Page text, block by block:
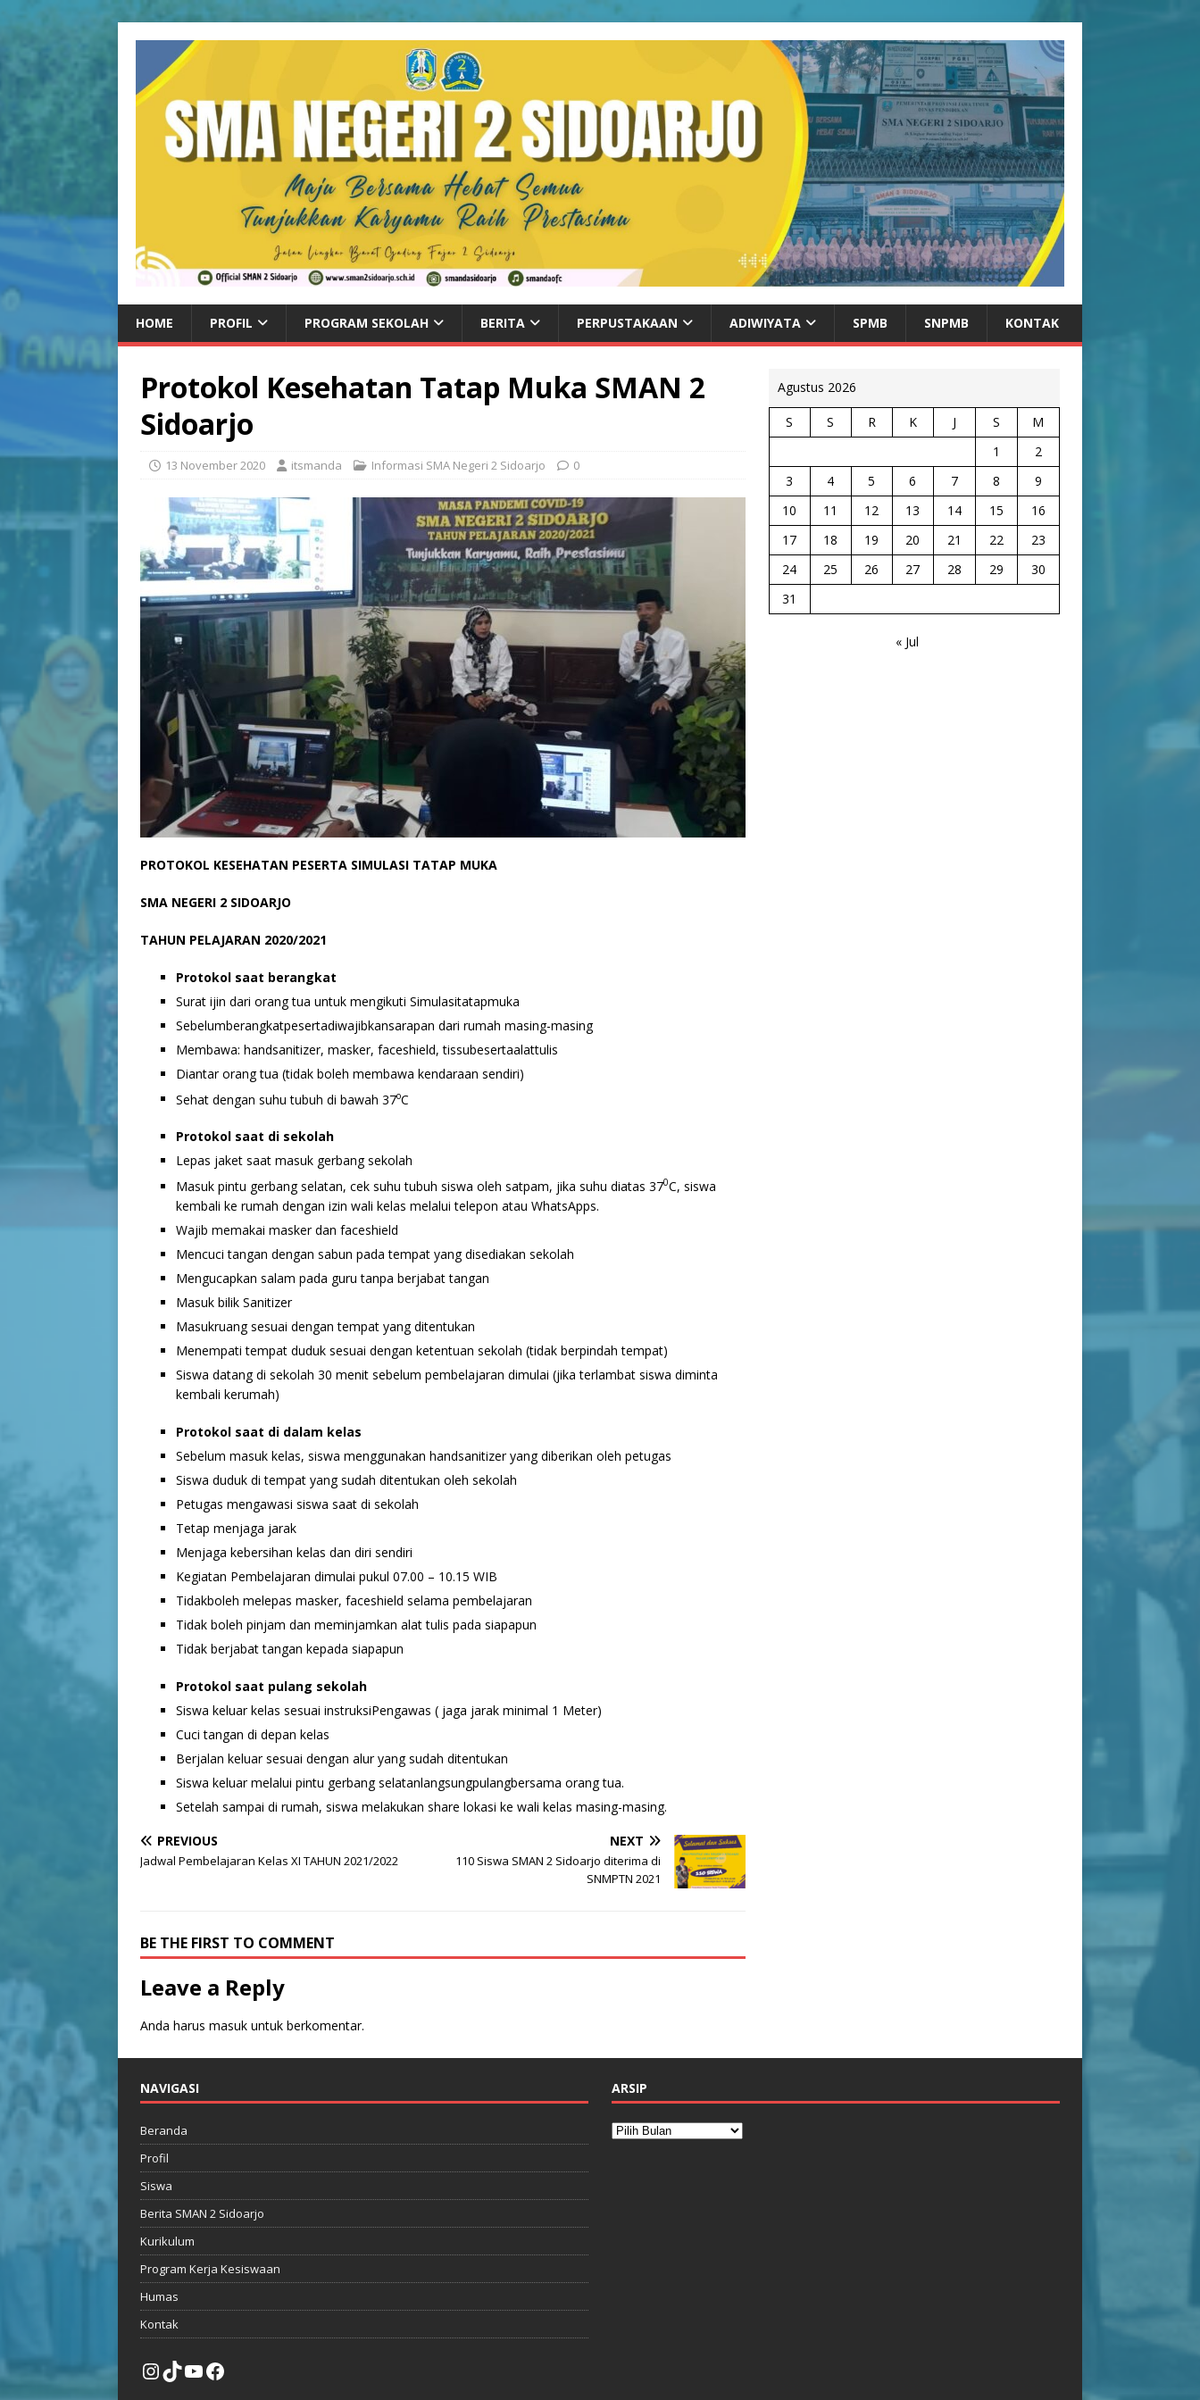
HOME PROFIL PROGRAM SEKOLAH BERITA PERPUSTAKAAN ADIWIYATA SPMB SNPMB KONTAK
Protokol Kesehatan Tatap Muka SMAN 2
Sidoarjo
13 November 2020 itsmanda Informasi SMA Negeri 2 Sidoarjo 0
PROTOKOL KESEHATAN PESERTA SIMULASI TATAP MUKA
SMA NEGERI 2 SIDOARJO
TAHUN PELAJARAN 2020/2021
Protokol saat berangkat
Surat ijin dari orang tua untuk mengikuti Simulasitatapmuka
Sebelumberangkatpesertadiwajibkansarapan dari rumah masing-masing
Membawa: handsanitizer, masker, faceshield, tissubesertaalattulis
Diantar orang tua (tidak boleh membawa kendaraan sendiri)
Sehat dengan suhu tubuh di bawah 37oC
Protokol saat di sekolah
Lepas jaket saat masuk gerbang sekolah
Masuk pintu gerbang selatan, cek suhu tubuh siswa oleh satpam, jika suhu diatas 370C, siswa
kembali ke rumah dengan izin wali kelas melalui telepon atau WhatsApps.
Wajib memakai masker dan faceshield
Mencuci tangan dengan sabun pada tempat yang disediakan sekolah
Mengucapkan salam pada guru tanpa berjabat tangan
Masuk bilik Sanitizer
Masukruang sesuai dengan tempat yang ditentukan
Menempati tempat duduk sesuai dengan ketentuan sekolah (tidak berpindah tempat)
Siswa datang di sekolah 30 menit sebelum pembelajaran dimulai (jika terlambat siswa diminta
kembali kerumah)
Protokol saat di dalam kelas
Sebelum masuk kelas, siswa menggunakan handsanitizer yang diberikan oleh petugas
Siswa duduk di tempat yang sudah ditentukan oleh sekolah
Petugas mengawasi siswa saat di sekolah
Tetap menjaga jarak
Menjaga kebersihan kelas dan diri sendiri
Kegiatan Pembelajaran dimulai pukul 07.00 – 10.15 WIB
Tidakboleh melepas masker, faceshield selama pembelajaran
Tidak boleh pinjam dan meminjamkan alat tulis pada siapapun
Tidak berjabat tangan kepada siapapun
Protokol saat pulang sekolah
Siswa keluar kelas sesuai instruksiPengawas ( jaga jarak minimal 1 Meter)
Cuci tangan di depan kelas
Berjalan keluar sesuai dengan alur yang sudah ditentukan
Siswa keluar melalui pintu gerbang selatanlangsungpulangbersama orang tua.
Setelah sampai di rumah, siswa melakukan share lokasi ke wali kelas masing-masing.
PREVIOUS
Jadwal Pembelajaran Kelas XI TAHUN 2021/2022
NEXT
110 Siswa SMAN 2 Sidoarjo diterima di
SNMPTN 2021
BE THE FIRST TO COMMENT
Leave a Reply
Anda harus masuk untuk berkomentar.
Agustus 2026
S S R K J S
M
1
2
3
4 5 6 7 8
9
10
11 12 13 14 15
16
17
18 19 20 21 22
23
24
25 26 27 28 29
30
31
« Jul
NAVIGASI
Beranda
Profil
Siswa
Berita SMAN 2 Sidoarjo
Kurikulum
Program Kerja Kesiswaan
Humas
Kontak
ARSIP